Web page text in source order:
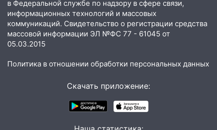
13:20 В Ульяновске за один день
обокрали женщину на пляже и
подростка в сквере
13:01 В Димитровграде мужчина
выбросил из машины страйкбольную
гранату: его задержали
На Ульяновскую область
надвигается сильнейшая непогода: град
и шквал до 27 м/с
Ульяновец хотел купить иномарку
в Федеральной службе по надзору в сфере связи,
информационных технологий и массовых
коммуникаций. Свидетельство о регистрации средства
массовой информации ЭЛ №ФС 77 - 61045 от
05.03.2015
Политика в отношении обработки персональных данных
Скачать приложение: